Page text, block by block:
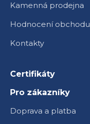
Kamenná prodejna
Hodnocení obchodu
Kontakty
Certifikáty
Pro zákazníky
Doprava a platba